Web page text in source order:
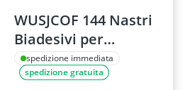
WUSJCOF 144 Nastri
Biadesivi per
Abbigliamento e
Pelle 85x18 mm
spedizione immediata
spedizione gratuita